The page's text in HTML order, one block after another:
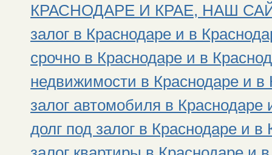
КРАСНОДАРЕ И КРАЕ, НАШ
залог в Краснодаре и в
срочно в Краснодаре и в
недвижимости в Краснодаре и в
залог автомобиля в Краснодаре
долг под залог в Краснодаре и